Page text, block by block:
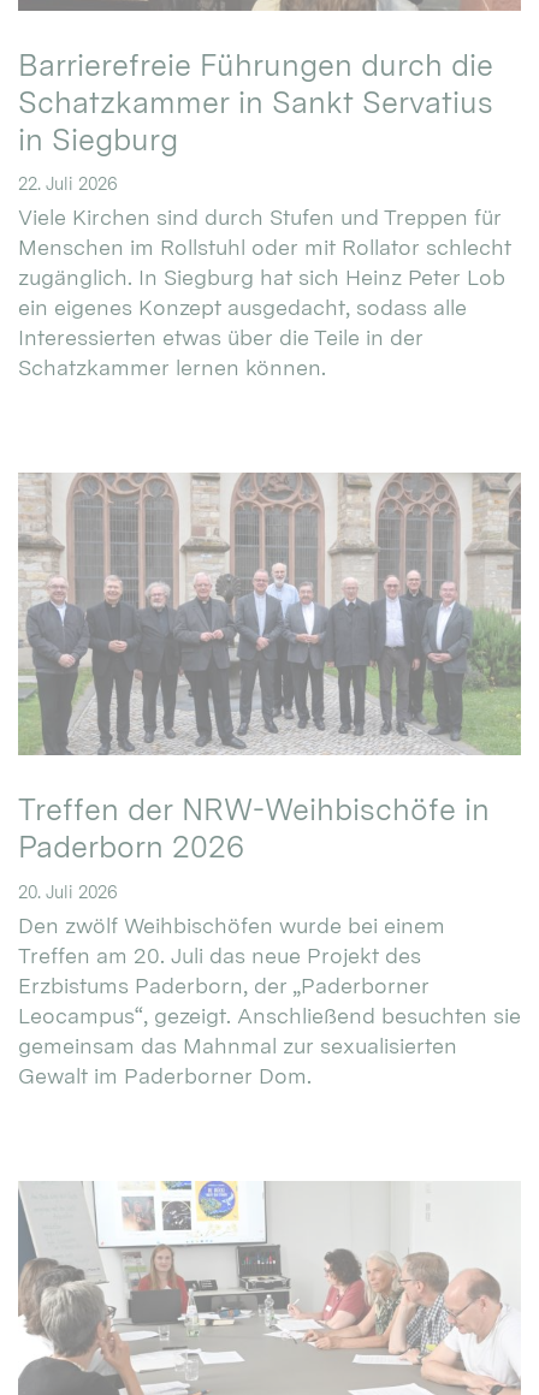
Barrierefreie Führungen durch die
Schatzkammer in Sankt Servatius
in Siegburg
22. Juli 2026
Viele Kirchen sind durch Stufen und Treppen für
Menschen im Rollstuhl oder mit Rollator schlecht
zugänglich. In Siegburg hat sich Heinz Peter Lob
ein eigenes Konzept ausgedacht, sodass alle
Interessierten etwas über die Teile in der
Schatzkammer lernen können.
Treffen der NRW-Weihbischöfe in
Paderborn 2026
20. Juli 2026
Den zwölf Weihbischöfen wurde bei einem
Treffen am 20. Juli das neue Projekt des
Erzbistums Paderborn, der „Paderborner
Leocampus“, gezeigt. Anschließend besuchten sie
gemeinsam das Mahnmal zur sexualisierten
Gewalt im Paderborner Dom.